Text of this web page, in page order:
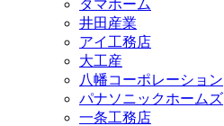
タマホーム
井田産業
アイ工務店
大工産
八幡コーポレーション
パナソニックホームズ
一条工務店